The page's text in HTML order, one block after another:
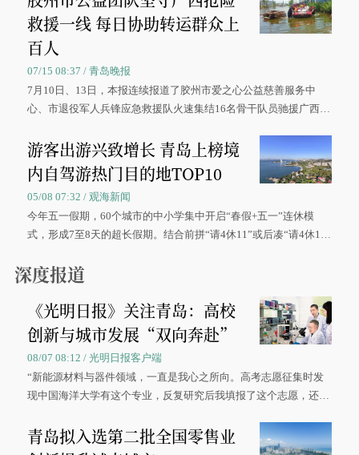
救援一线 每日协助转运群众上
百人
07/15 08:37 / 青岛晚报
7月10日、13日，本报连续报道了胶州市爱之心公益慈善服务中
心、市退役军人兵锋应急救援队火速集结16名骨干队员驰援广西灾
游客出游兴致增长 青岛上榜境
内自驾游热门目的地TOP10
05/08 07:32 / 观海新闻
今年五一假期，60个城市的中小学集中开启“春假+五一”连休模
式，形成7至8天的超长假期。结合前拼“请4休11”或后凑“请4休1
深度报道
《光明日报》关注青岛：高校
创新与城市发展“双向奔赴”
08/07 08:12 / 光明日报客户端
“新能源材料与器件领域，一直是我心之所向。高考志愿征集时发
现中国海洋大学有这个专业，反复研究后我填报了这个志愿，还真
大学材料科学与工程学院材料类专业的录取通知书。
青岛拟入选第二批全国零售业